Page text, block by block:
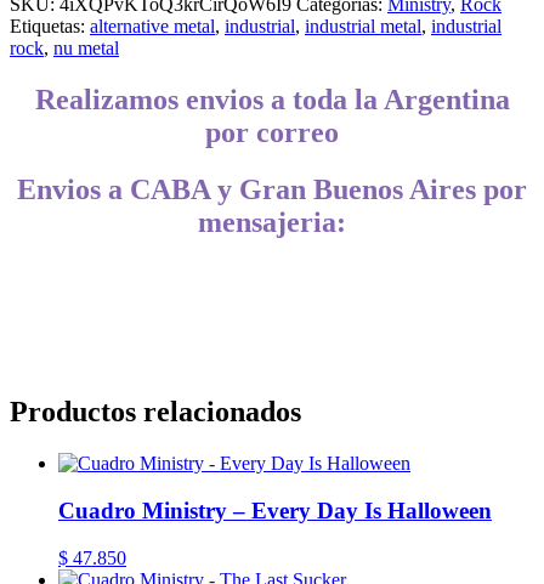
Etiquetas: alternative metal, industrial, industrial metal, industrial
rock, nu metal
Realizamos envios a toda la Argentina
por correo
Envios a CABA y Gran Buenos Aires por
mensajeria:
Productos relacionados
Cuadro Ministry – Every Day Is Halloween
$ 47.850